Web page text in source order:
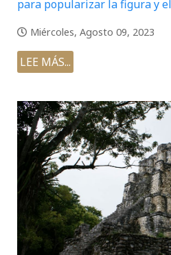
para popularizar la figura y
Miércoles, Agosto 09, 2023
LEE MÁS...